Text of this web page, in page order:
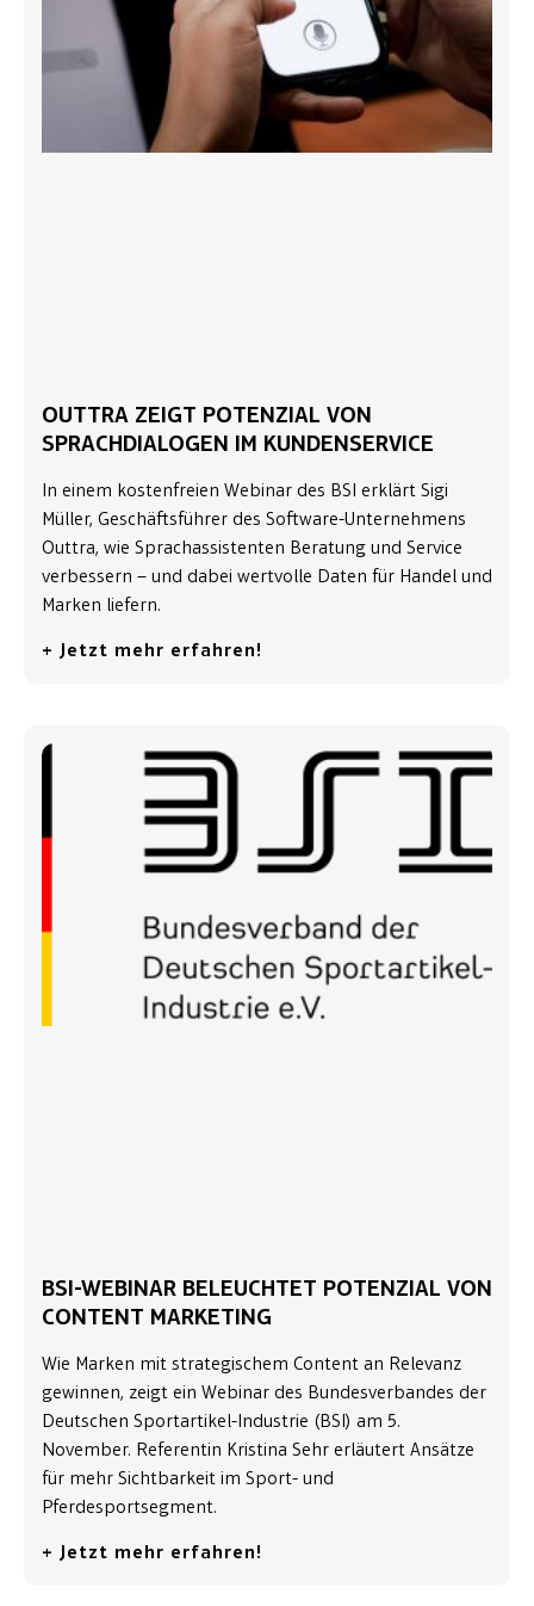
OUTTRA ZEIGT POTENZIAL VON
SPRACHDIALOGEN IM KUNDENSERVICE
In einem kostenfreien Webinar des BSI erklärt Sigi
Müller, Geschäftsführer des Software-Unternehmens
Outtra, wie Sprachassistenten Beratung und Service
verbessern – und dabei wertvolle Daten für Handel und
Marken liefern.
+ Jetzt mehr erfahren!
BSI-WEBINAR BELEUCHTET POTENZIAL VON
CONTENT MARKETING
Wie Marken mit strategischem Content an Relevanz
gewinnen, zeigt ein Webinar des Bundesverbandes der
Deutschen Sportartikel-Industrie (BSI) am 5.
November. Referentin Kristina Sehr erläutert Ansätze
für mehr Sichtbarkeit im Sport- und
Pferdesportsegment.
+ Jetzt mehr erfahren!